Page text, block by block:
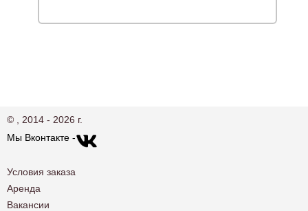
© , 2014 - 2026 г.
Мы Вконтакте -
Условия заказа
Аренда
Вакансии